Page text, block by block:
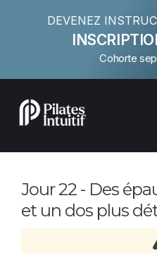
DEVENEZ
Cohorte
Jour 22 - Des
et un dos plus